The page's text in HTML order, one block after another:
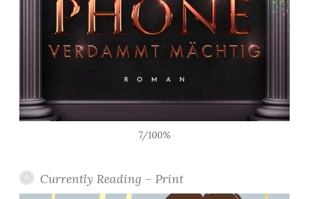
o
b
”
7/100%
Currently Reading – Print